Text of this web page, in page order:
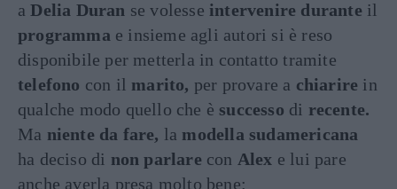
aDelia Duran se volesse intervenire durante il
programma e insieme agli autori si è reso
disponibile per metterla in contatto tramite
telefono con il marito, per provare a chiarire in
qualche modo quello che è successo di recente.
Ma niente da fare, la modella sudamericana
ha deciso di non parlare con Alex e lui pare
anche averla presa molto bene: